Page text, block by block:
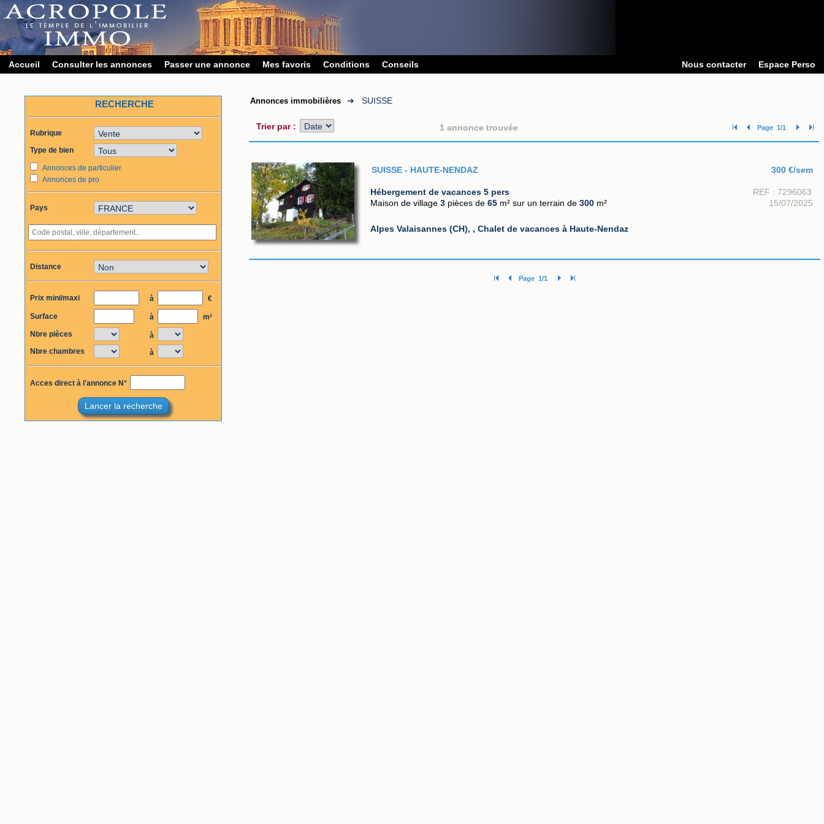
Accueil Consulter les annonces Passer une annonce Mes favoris Conditions Conseils Nous contacter Espace Perso
RECHERCHE
Rubrique
Type de bien
Annonces de particulier
Annonces de pro
Pays
Distance
Prix mini/maxi à €
Surface à
m²
Nbre pièces
à
Nbre chambres
à
Acces direct à l'annonce N°
Lancer la recherche
Annonces immobilières ➔ SUISSE
Trier par : 1 annonce trouvée Page 1/1
SUISSE - HAUTE-NENDAZ 300 €/sem
Hébergement de vacances 5 pers
REF : 7296063
Maison de village 3 pièces de 65 m² sur un terrain de 300 m² 15/07/2025
Alpes Valaisannes (CH), , Chalet de vacances à Haute-Nendaz
Page 1/1